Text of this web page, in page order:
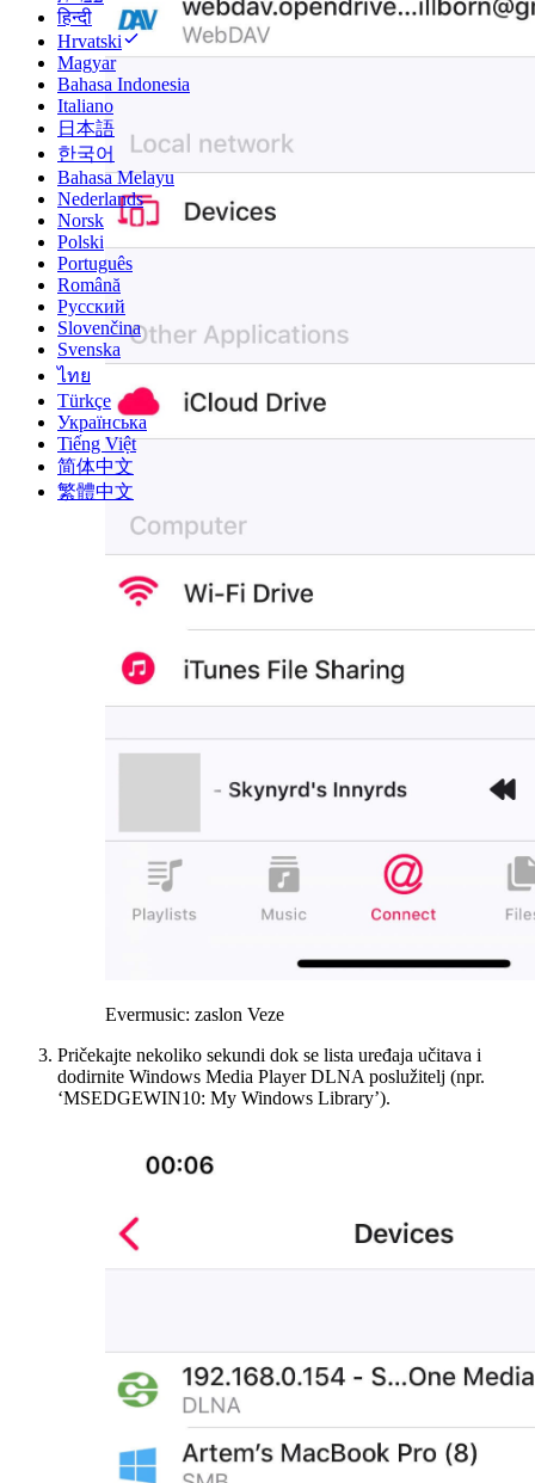
हिन्दी
Hrvatski
Magyar
Bahasa Indonesia
Italiano
日本語
한국어
Bahasa Melayu
Nederlands
Norsk
Polski
Português
Română
Русский
Slovenčina
Svenska
ไทย
Türkçe
Українська
Tiếng Việt
简体中文
繁體中文
Evermusic: zaslon Veze
Pričekajte nekoliko sekundi dok se lista uređaja učitava i
dodirnite Windows Media Player DLNA poslužitelj (npr.
‘MSEDGEWIN10: My Windows Library’).